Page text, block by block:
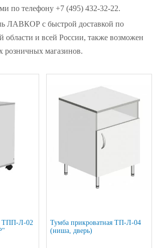
по телефону +7 (495) 432-32-22.
ЛАВКОР с быстрой доставкой по
области и всей России, также возможен
розничных магазинов.
ТПП-Л-02
Тумба прикроватная ТП-Л-04
(ниша, дверь)